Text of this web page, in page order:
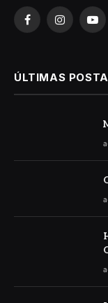
FacebookInstagram
ÚLTIMAS